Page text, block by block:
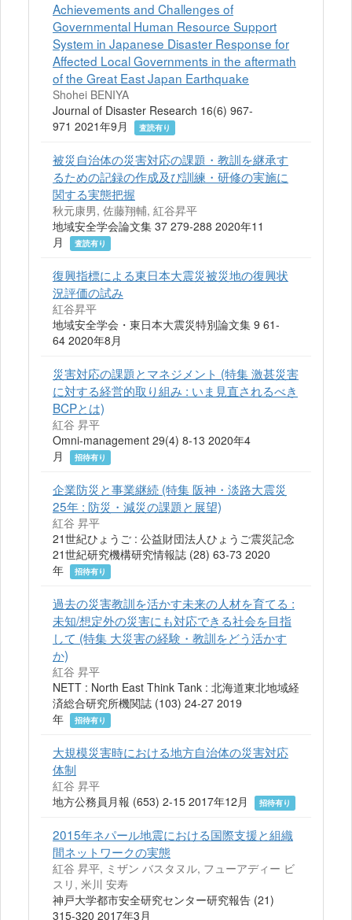
Achievements and Challenges of
Governmental Human Resource Support
System in Japanese Disaster Response for
Affected Local Governments in the aftermath
of the Great East Japan Earthquake
Shohei BENIYA
Journal of Disaster Research 16(6) 967-
971 2021年9月
査読有り
被災自治体の災害対応の課題・教訓を継承す
るための記録の作成及び訓練・研修の実施に
関する実態把握
秋元康男, 佐藤翔輔, 紅谷昇平
地域安全学会論文集 37 279-288 2020年11
月
査読有り
復興指標による東日本大震災被災地の復興状
況評価の試み
紅谷昇平
地域安全学会・東日本大震災特別論文集 9 61-
64 2020年8月
災害対応の課題とマネジメント (特集 激甚災害
に対する経営的取り組み : いま見直されるべき
BCPとは)
紅谷 昇平
Omni-management 29(4) 8-13 2020年4
月
招待有り
企業防災と事業継続 (特集 阪神・淡路大震災
25年 : 防災・減災の課題と展望)
紅谷 昇平
21世紀ひょうご : 公益財団法人ひょうご震災記念
21世紀研究機構研究情報誌 (28) 63-73 2020
年
招待有り
過去の災害教訓を活かす未来の人材を育てる :
未知/想定外の災害にも対応できる社会を目指
して (特集 大災害の経験・教訓をどう活かす
か)
紅谷 昇平
NETT : North East Think Tank : 北海道東北地域経
済総合研究所機関誌 (103) 24-27 2019
年
招待有り
大規模災害時における地方自治体の災害対応
体制
紅谷 昇平
地方公務員月報 (653) 2-15 2017年12月
招待有り
2015年ネパール地震における国際支援と組織
間ネットワークの実態
紅谷 昇平, ミザン バスタヌル, フューアディー ビ
スリ, 米川 安寿
神戸大学都市安全研究センター研究報告 (21)
315-320 2017年3月